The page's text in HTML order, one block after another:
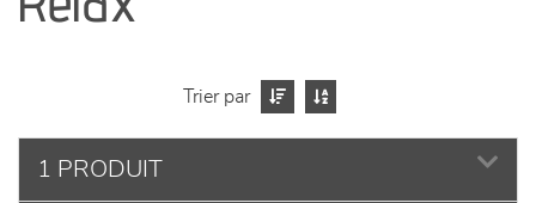
chambres et dressing
décoration
Trier par
1 PRODUIT